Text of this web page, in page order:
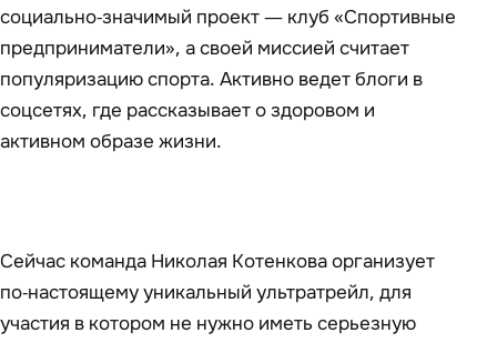
социально-значимый проект — клуб «Спортивные
предприниматели», а своей миссией считает
популяризацию спорта. Активно ведет блоги в
соцсетях, где рассказывает о здоровом и
активном образе жизни.
Сейчас команда Николая Котенкова организует
по-настоящему уникальный ультратрейл, для
участия в котором не нужно иметь серьезную